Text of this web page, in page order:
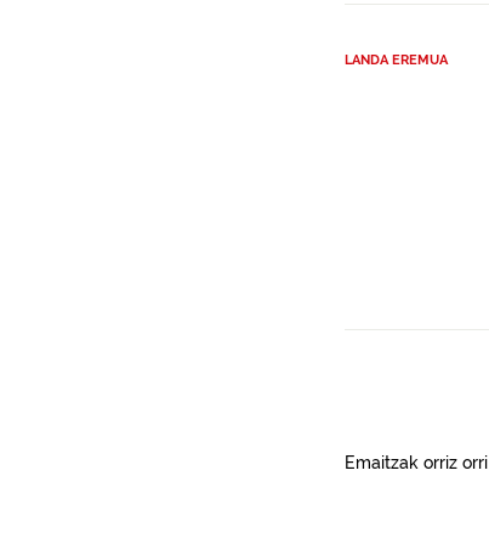
LANDA EREMUA
Emaitzak orriz orri